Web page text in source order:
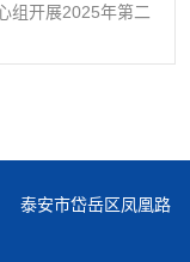
组开展2025年第二
泰安市岱岳区凤凰路